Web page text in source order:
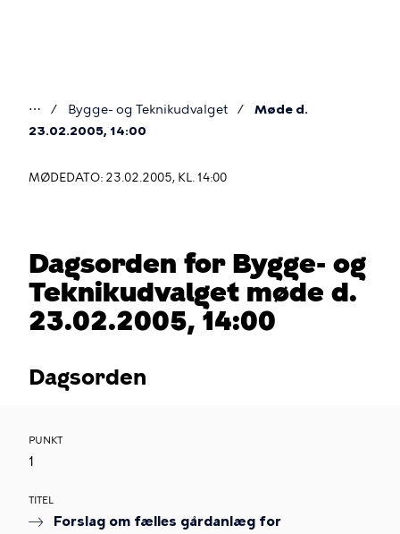
Du
her
⋯ Bygge- og Teknikudvalget
Møde d.
23.02.2005, 14:00
MØDEDATO: 23.02.2005, KL. 14:00
Dagsorden for Bygge- og
Teknikudvalget møde d.
23.02.2005, 14:00
Dagsorden
PUNKT
1
TITEL
Forslag om fælles gårdanlæg for